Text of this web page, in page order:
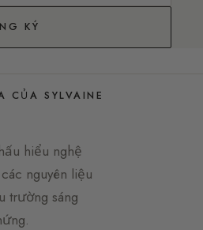
KÝ
CỦA SYLVAINE
hiểu nghệ
nguyên liệu
trường sáng